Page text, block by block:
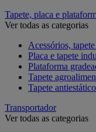
Tapete, placa e
Ver todas as categorias
Acessórios,
Placa e tapete
Plataforma
Tapete
Tapete
Transportador
Ver todas as categorias